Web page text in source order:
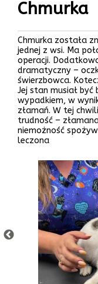
Chmurka
Chmurka została
jednej z wsi. Ma
operacji.
dramatyczny –
świerzbowca.
Jej stan musiał być
wypadkiem, w
złamań. W tej
trudność –
niemożność
leczona